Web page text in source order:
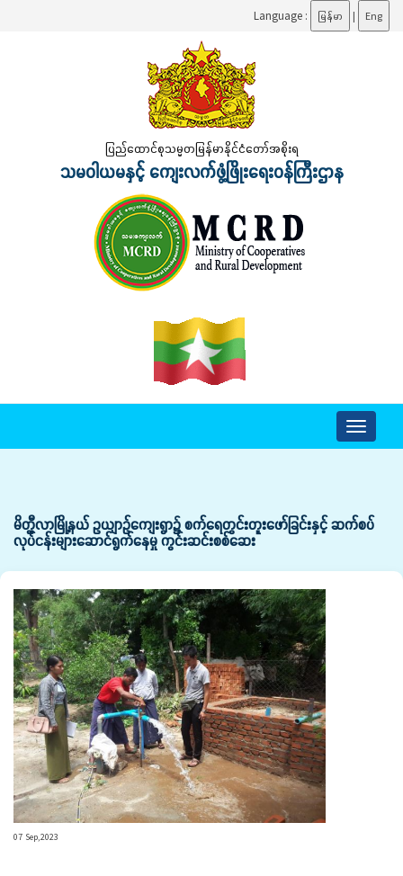
Language : မြန်မာ | Eng
ပြည်ထောင်စုသမ္မတမြန်မာနိုင်ငံတော်အစိုးရ
သမဝါယမနှင့် ကျေးလက်ဖွံ့ဖြိုးရေးဝန်ကြီးဌာန
Toggle
မိတ္ထီလာမြို့နယ် ဥယျာဉ်ကျေးရွာ၌ စက်ရေတွင်းတူးဖော်ခြင်းနှင့် ဆက်စပ်
လုပ်ငန်းများဆောင်ရွက်နေမှု ကွင်းဆင်းစစ်ဆေး
07 Sep,2023